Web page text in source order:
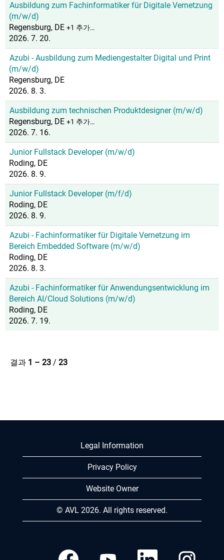
Ausbildung zum Fachinformatiker für Digitale Vernetzung
(m/w/d)
Regensburg, DE +1 추가…
2026. 7. 20.
Azubi - Ausbildung zum Mediengestalter Digital und Print
(m/w/d)
Regensburg, DE
2026. 8. 3.
Ausbildung zum technischen Produktdesigner (m/w/d)
Regensburg, DE +1 추가…
2026. 7. 16.
Junior Fullstack Developer (m/w/d)
Roding, DE
2026. 8. 9.
Junior Fullstack Developer (m/f/d)
Roding, DE
2026. 8. 9.
Azubi - Fachinformatiker für Digitale Vernetzung im
Bereich Embedded Software (m/w/d)
Roding, DE
2026. 8. 3.
Azubi - Fachinformatiker für Anwendungsentwicklung im
Bereich AI/Cloud Solutions (m/w/d)
Roding, DE
2026. 7. 19.
결과 1 – 23 / 23
Legal Information
Privacy Policy
Website Owner
© AVL 2026. All rights reserved.
새
새
새